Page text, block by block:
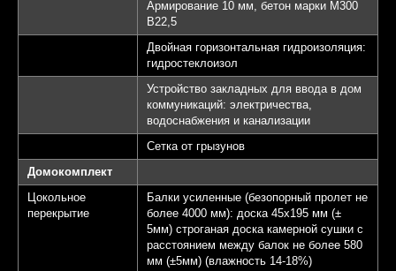
Армирование 10 мм, бетон марки М300
B22,5
Двойная горизонтальная гидроизоляция:
гидростеклоизол
Устройство закладных для ввода в дом
коммуникаций: электричества,
водоснабжения и канализации
Сетка от грызунов
Домокомплект
Цокольное
перекрытие
Балки усиленные (безопорный пролет не
более 4000 мм): доска 45х195 мм (±
5мм) строганая доска камерной сушки с
расстоянием между балок не более 580
мм (±5мм) (влажность 14-18%)